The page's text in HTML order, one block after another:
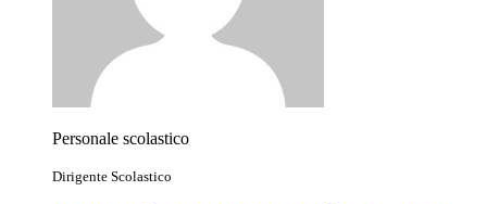
Personale scolastico
Dirigente Scolastico